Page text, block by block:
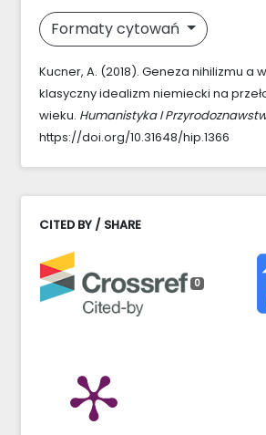
Formaty cytowań
Kucner, A. (2018). Geneza nihilizmu a
klasyczny idealizm niemiecki na
wieku. Humanistyka I
https://doi.org/10.31648/hip.1366
CITED BY / SHARE
0